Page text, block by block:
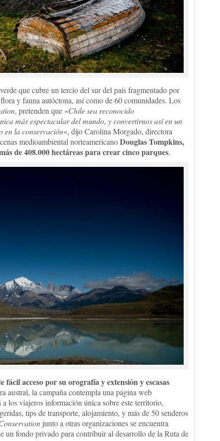
que cubre un tercio del sur del país fragmentado por
y fauna autóctona, así como de 60 comunidades. Los
, pretenden que «Chile sea reconocido
más espectacular del mundo, y convertirnos así en un
en la conservación«, dijo Carolina Morgado, directora
medioambiental norteamericanoDouglas Tompkins,
de 408.000 hectáreas para crear cinco parques.
fácil acceso por su orografía y extensión y escasas
austral, la campaña contempla una página web
a los viajeros información única sobre este territorio,
tips de transporte, alojamiento, y más de 50 senderos
junto a otras organizaciones se encuentra
un fondo privado para contribuir al desarrollo de la Ruta de